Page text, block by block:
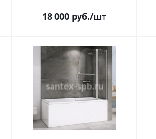
18 000 руб./шт